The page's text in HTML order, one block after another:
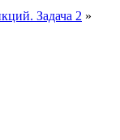
Задача 2 »